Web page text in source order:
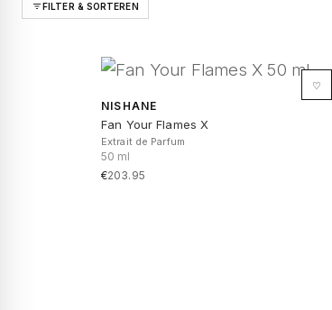
FILTER & SORTEREN
NISHANE
Fan Your Flames X
Extrait de Parfum
50 ml
€203.95
♡